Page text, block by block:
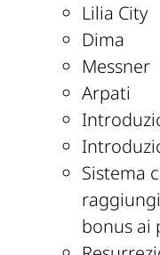
Lilia City
Dima
Messner
Arpati
Sistema
bonus ai